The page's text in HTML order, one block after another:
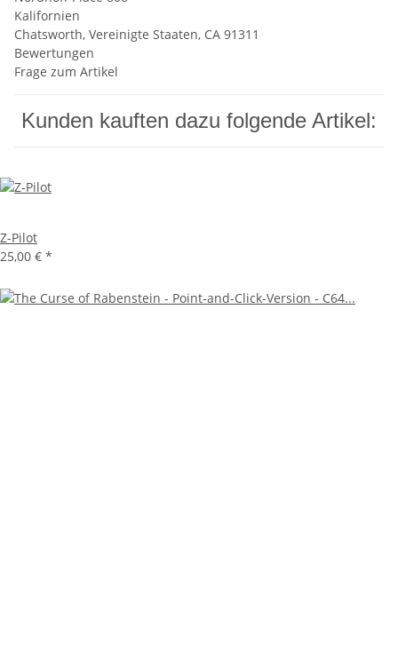
Kalifornien
Chatsworth, Vereinigte Staaten, CA 91311
Bewertungen
Frage zum Artikel
Kunden kauften dazu folgende Artikel:
Z-Pilot
25,00 € *